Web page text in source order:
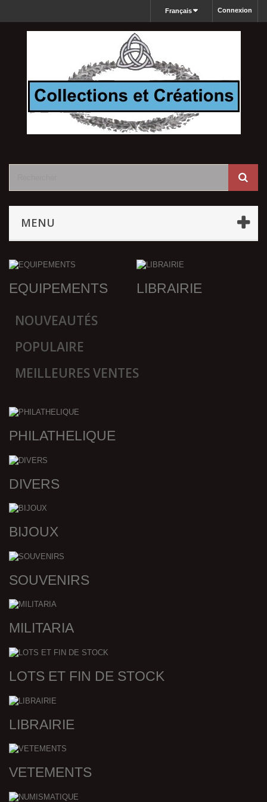
Connexion
Français
MENU
EQUIPEMENTS LIBRAIRIE
NOUVEAUTÉS
POPULAIRE
MEILLEURES VENTES
PHILATHELIQUE
DIVERS
BIJOUX
SOUVENIRS
MILITARIA
LOTS ET FIN DE STOCK
LIBRAIRIE
VETEMENTS